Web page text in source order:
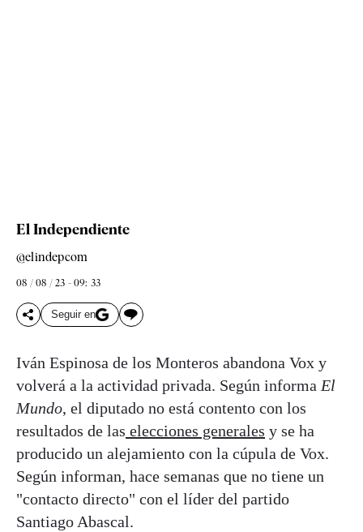
El Independiente
@elindepcom
08 / 08 / 23 - 09: 33
Seguir en
Iván Espinosa de los Monteros abandona Vox y
volverá a la actividad privada. Según informa El
Mundo, el diputado no está contento con los
resultados de las elecciones generales y se ha
producido un alejamiento con la cúpula de Vox.
Según informan, hace semanas que no tiene un
"contacto directo" con el líder del partido
Santiago Abascal.